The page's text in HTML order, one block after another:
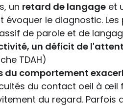
un retard de langage et
évoquer le diagnostic.
de parole et de
un déficit de
TDAH)
du comportement
du contact oeil à œil
du regard.